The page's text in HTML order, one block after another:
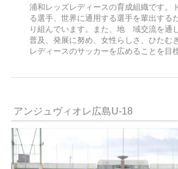
浦和レッズレディースの育成組織です。
る選手、世界に通用する選手を輩出する
り組んでいます。また、地 域交流を通
普及、発展に努め、女性らしさ、ひたむ
レディースのサッカーを広めることを目
アンジュヴィオレ広島U‐18